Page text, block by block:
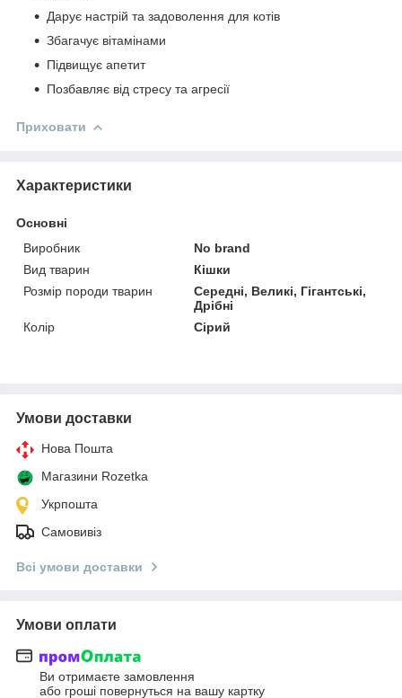
Дарує настрій та задоволення для котів
Збагачує вітамінами
Підвищує апетит
Позбавляє від стресу та агресії
Приховати
Характеристики
Основні
Виробник
No brand
Вид тварин
Кішки
Розмір породи тварин
Середні, Великі, Гігантські,
Дрібні
Колір
Сірий
Умови доставки
Нова Пошта
Магазини Rozetka
Укрпошта
Самовивіз
Всі умови доставки
Умови оплати
Ви отримаєте замовлення
або гроші повернуться на вашу картку